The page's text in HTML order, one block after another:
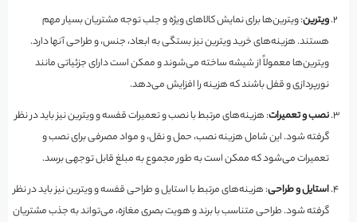
ویترین: ویترین‌ها برای نمایش کالاهای ویژه و جلب توجه مشتریان بسیار مهم
هستند. هزینه‌های خرید ویترین نیز بستگی به ابعاد، جنس، و طراحی آنها دارد.
ویترین‌ها معمولاً از شیشه ساخته می‌شوند و ممکن است دارای جزئیاتی مانند
نورپردازی و قفل باشند که هزینه را افزایش می‌دهد.
نصب و تعمیرات: هزینه‌های مرتبط با نصب و تعمیرات قفسه و ویترین نیز باید در نظر
گرفته شود. این شامل هزینه نصب، حمل و نقل، و مواد مصرفی برای نصب و
تعمیرات می‌شود که ممکن است به طور مجموع به مبلغ قابل توجهی برسد.
استایل و طراحی: هزینه‌های مرتبط با استایل و طراحی قفسه و ویترین نیز باید در نظر
گرفته شود. طراحی متناسب با برند و هویت بصری مغازه، می‌تواند به جذب مشتریان